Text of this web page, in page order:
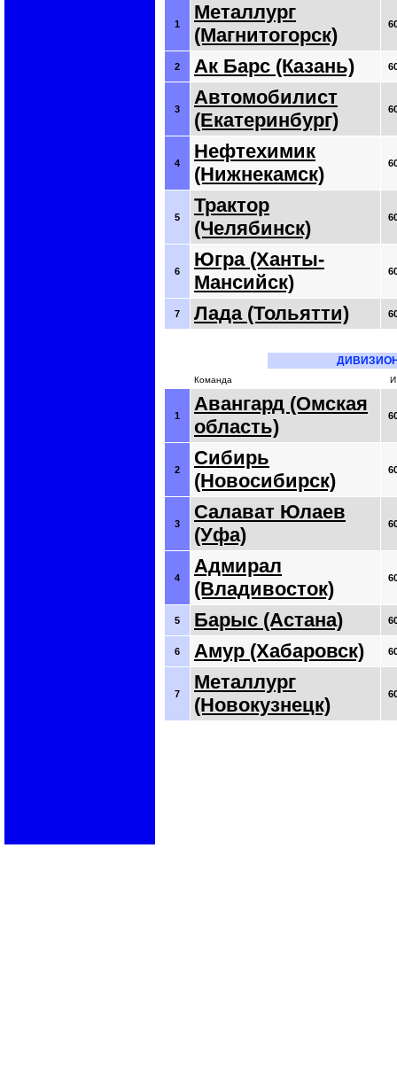
1
Металлург
(Магнитогорск)
2 Ак Барс (Казань)
3
Автомобилист
(Екатеринбург)
4
Нефтехимик
(Нижнекамск)
5
Трактор
(Челябинск)
6
Югра (Ханты-
Мансийск)
7 Лада (Тольятти)
Команда И
1
Авангард (Омская
область)
2
Сибирь
(Новосибирск)
3
Салават Юлаев
(Уфа)
4
Адмирал
(Владивосток)
5 Барыс (Астана)
6 Амур (Хабаровск)
7
Металлург
(Новокузнецк)